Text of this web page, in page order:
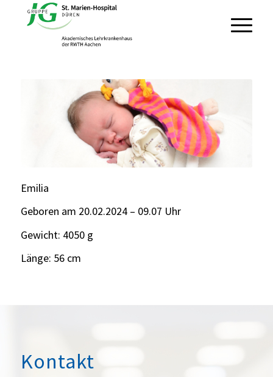
Emilia
Geboren am 20.02.2024 – 09.07 Uhr
Gewicht: 4050 g
Länge: 56 cm
Kontakt